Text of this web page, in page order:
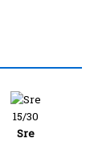
15/30
Sre